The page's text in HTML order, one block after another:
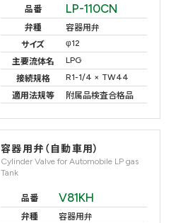
品番 LP-110CN
弁種
容器用弁
サイズ
φ12
主要流体名
LPG
接続規格
R1-1/4 × TW44
適用法規等
附属品検査合格品
容器用弁（自動車用）
Cylinder Valve for Automobile LP gas
Tank
品番 V81KH
弁種
容器用弁